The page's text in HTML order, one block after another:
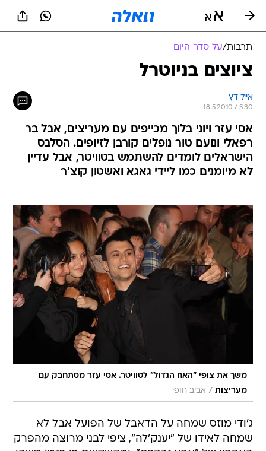
תרבות/על סדר היום
ציוצים בניוטרל
אייל דץ
18.5.2010 / 5:30
אסי עזר ויוני בלוך מכייפים עם מעריצים, אבל בר
רפאלי ונועם טור נופלים קורבן לזיופים. הסלבס
הישראלים לומדים להשתמש בטוויטר, אבל עדיין
לא מיומנים כמו ליידי גאגא ואשטון קוצ'ר
משך את צופי "האח הגדול" לטוויטר. אסי עזר מסתחבק עם
מעריצות / אביב חופי
ג'ודי מוזס שמחה על הדאבל של הפועל אבל לא
שמחה לאידו של "יענק'לה", ציפי לבני מרוצה מהפרק